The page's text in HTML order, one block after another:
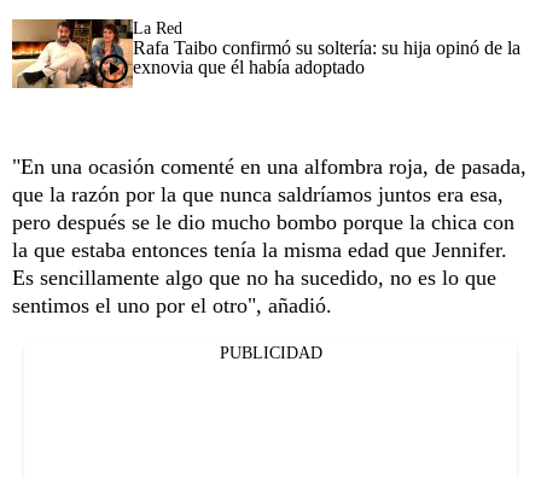
La Red
Rafa Taibo confirmó su soltería: su hija opinó de la
exnovia que él había adoptado
"En una ocasión comenté en una alfombra roja, de pasada,
que la razón por la que nunca saldríamos juntos era esa,
pero después se le dio mucho bombo porque la chica con
la que estaba entonces tenía la misma edad que Jennifer.
Es sencillamente algo que no ha sucedido, no es lo que
sentimos el uno por el otro", añadió.
PUBLICIDAD